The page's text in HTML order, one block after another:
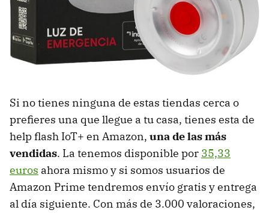
Si no tienes ninguna de estas tiendas cerca o
prefieres una que llegue a tu casa, tienes esta de
help flash IoT+ en Amazon, una de las más
vendidas. La tenemos disponible por 35,33
euros ahora mismo y si somos usuarios de
Amazon Prime tendremos envío gratis y entrega
al día siguiente. Con más de 3.000 valoraciones,